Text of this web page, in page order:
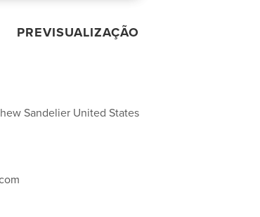
PREVISUALIZAÇÃO
Sandelier United States